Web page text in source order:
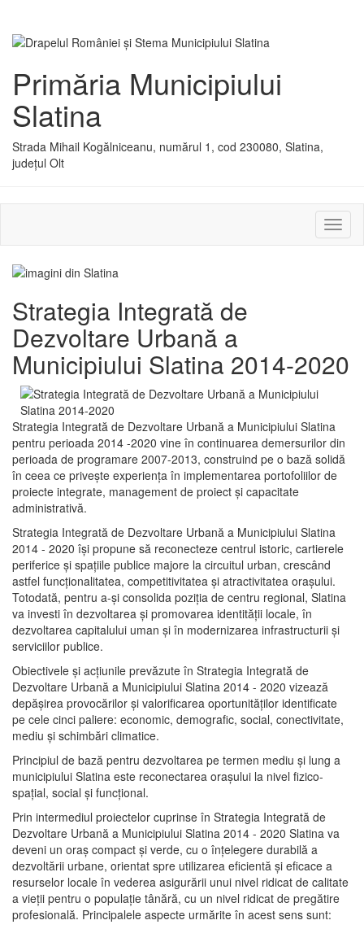
Primăria Municipiului
Slatina
Strada Mihail Kogălniceanu, numărul 1, cod 230080, Slatina,
județul Olt
sau
Strategia Integrată de
Dezvoltare Urbană a
Municipiului Slatina 2014-2020
Strategia Integrată de Dezvoltare Urbană a Municipiului Slatina
pentru perioada 2014 -2020 vine în continuarea demersurilor din
perioada de programare 2007-2013, construind pe o bază solidă
în ceea ce priveşte experienţa în implementarea portofoliilor de
proiecte integrate, management de proiect și capacitate
administrativă.
Strategia Integrată de Dezvoltare Urbană a Municipiului Slatina
2014 - 2020 își propune să reconecteze centrul istoric, cartierele
periferice şi spaţiile publice majore la circuitul urban, crescând
astfel funcţionalitatea, competitivitatea şi atractivitatea oraşului.
Totodată, pentru a-şi consolida poziţia de centru regional, Slatina
va investi în dezvoltarea şi promovarea identităţii locale, în
dezvoltarea capitalului uman şi în modernizarea infrastructurii şi
serviciilor publice.
Obiectivele şi acţiunile prevăzute în Strategia Integrată de
Dezvoltare Urbană a Municipiului Slatina 2014 - 2020 vizează
depășirea provocărilor şi valorificarea oportunităţilor identificate
pe cele cinci paliere: economic, demografic, social, conectivitate,
mediu şi schimbări climatice.
Principiul de bază pentru dezvoltarea pe termen mediu şi lung a
municipiului Slatina este reconectarea oraşului la nivel fizico-
spaţial, social şi funcţional.
Prin intermediul proiectelor cuprinse în Strategia Integrată de
Dezvoltare Urbană a Municipiului Slatina 2014 - 2020 Slatina va
deveni un oraş compact şi verde, cu o înţelegere durabilă a
dezvoltării urbane, orientat spre utilizarea eficientă şi eficace a
resurselor locale în vederea asigurării unui nivel ridicat de calitate
a vieţii pentru o populaţie tânără, cu un nivel ridicat de pregătire
profesională. Principalele aspecte urmărite în acest sens sunt: